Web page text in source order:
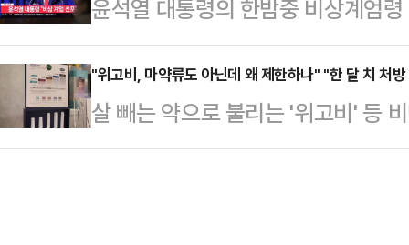
다. 또 촬영된 사진은 모두 삭제를
"국방부도 함께 있…
이 시작됐고, 한국철도공사(코레일
송에 차질이 발생했다. 출근길 불편
로 파업할 것인가", "이러니깐 시민
벌써부터 걱정된다" 등의 원성을
판 실무교섭…
윤석열 대통령의 한밤중 비상계엄
해제됐다. 불과 6시간의 짧은 계엄
회 내 군 투입 등에 시민들은 패닉
분께 긴급 대국민담화를 통해 비상
수 참모조차 모른 채 극비리에 준비
"위고비, 마약류도 아닌데 왜 제한하나" "한 달 치 처
살 빼는 약으로 불리는 '위고비' 등
한됐다. 비대면 진료 시 손쉽게 비